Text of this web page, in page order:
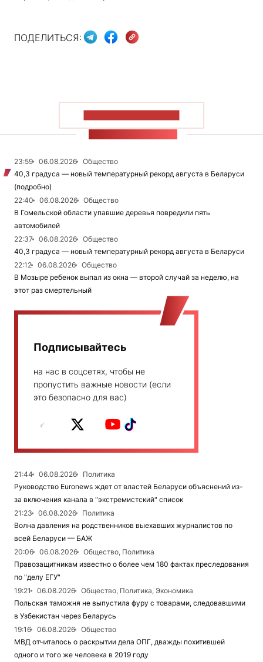
ПОДЕЛИТЬСЯ:
23:59 06.08.2026
Общество
40,3 градуса — новый температурный рекорд августа в Беларуси
(подробно)
22:40
06.08.2026
Общество
В Гомельской области упавшие деревья повредили пять
автомобилей
22:37
06.08.2026
Общество
40,3 градуса — новый температурный рекорд августа в Беларуси
22:12
06.08.2026
Общество
В Мозыре ребенок выпал из окна — второй случай за неделю, на
этот раз смертельный
Подписывайтесь
на нас в соцсетях, чтобы не
пропустить важные новости (если
это безопасно для вас)
21:44 06.08.2026
Политика
Руководство Euronews ждет от властей Беларуси объяснений из-
за включения канала в "экстремистский" список
21:23
06.08.2026
Политика
Волна давления на родственников выехавших журналистов по
всей Беларуси — БАЖ
20:06
06.08.2026
Общество, Политика
Правозащитникам известно о более чем 180 фактах преследования
по "делу ЕГУ"
19:21
06.08.2026
Общество, Политика, Экономика
Польская таможня не выпустила фуру с товарами, следовавшими
в Узбекистан через Беларусь
19:16
06.08.2026
Общество
МВД отчиталось о раскрытии дела ОПГ, дважды похитившей
одного и того же человека в 2019 году